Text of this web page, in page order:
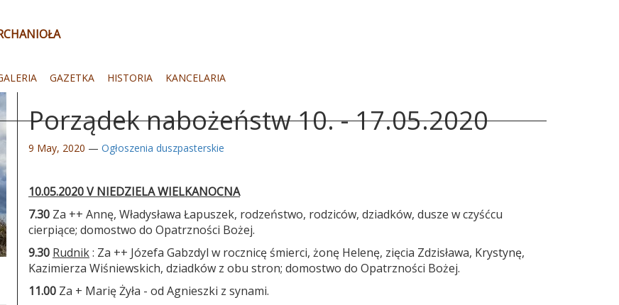
GAZETKA HISTORIA KANCELARIA
Porządek nabożeństw 10. - 17.05.2020
9 May, 2020 — Ogłoszenia duszpasterskie
10.05.2020 V NIEDZIELA WIELKANOCNA
7.30 Za ++ Annę, Władysława Łapuszek, rodzeństwo, rodziców, dziadków, dusze w czyśćcu
cierpiące; domostwo do Opatrzności Bożej.
9.30 Rudnik: Za ++ Józefa Gabzdyl w rocznicę śmierci, żonę Helenę, zięcia Zdzisława, Krystynę,
Kazimierza Wiśniewskich, dziadków z obu stron; domostwo do Opatrzności Bożej.
11.00 Za + Marię Żyła - od Agnieszki z synami.